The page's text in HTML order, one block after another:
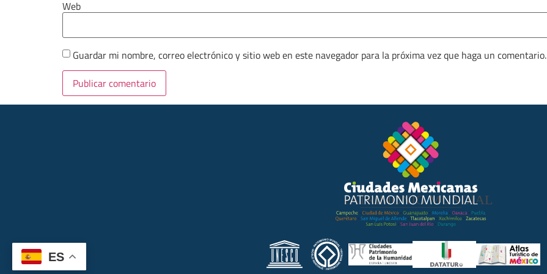
Web
Guardar mi nombre, correo electrónico y sitio web en este navegador para la próxima vez que haga un comentario.
ES